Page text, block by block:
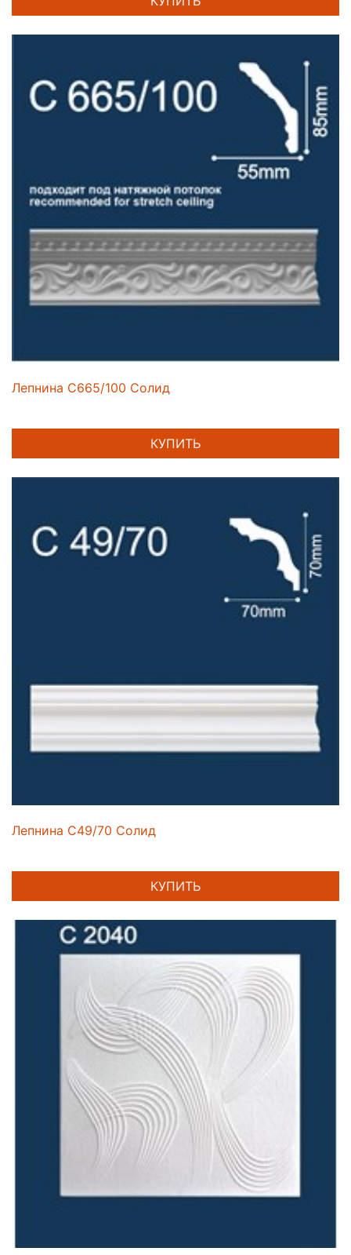
Лепнина C665/100 Солид
КУПИТЬ
Лепнина C49/70 Солид
КУПИТЬ